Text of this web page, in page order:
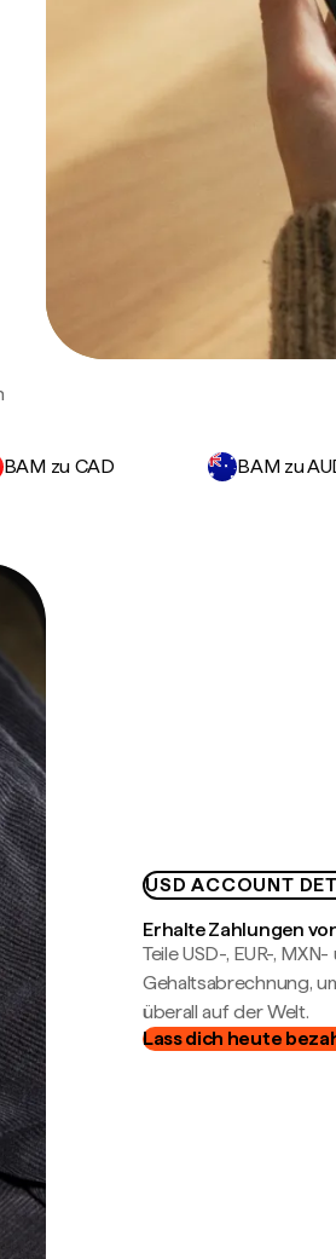
BAM zu CAD BAM zu
USD ACCOUNT
Erhalte Zahlungen
Teile USD-, EUR-,
Gehaltsabrechnung,
überall auf der Welt.
Lass dich heute